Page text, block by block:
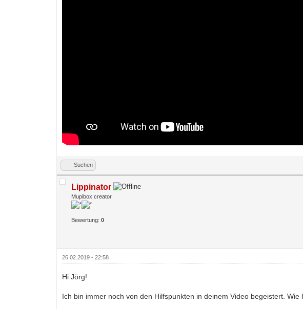
Suchen
Lippinator
Mupibox creator
Bewertung:0
26.02.2019 - 22:58
Hi Jörg!
Ich bin immer noch von den Hilfspunkten in deinem Video begeistert.